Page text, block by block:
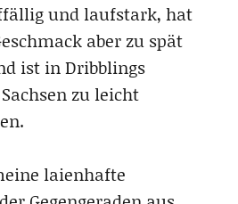
und laufstark, hat
aber zu spät
ist in Dribblings
zu leicht
laienhafte